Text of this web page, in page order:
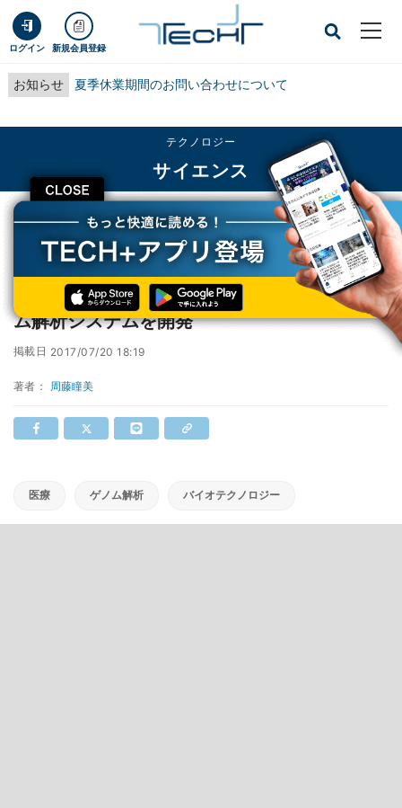
ログイン 新規会員登録
お知らせ 夏季休業期間のお問い合わせについて
CLOSE
テクノロジー
サイエンス
TECH+ テクノロジー
サイエンス
東海大、細菌感染症診断に向けた迅速なゲノム解析システムを開発
東海大、細菌感染症診断に向けた迅速なゲノ
ム解析システムを開発
掲載日 2017/07/20 18:19
著者： 周藤瞳美
医療 ゲノム解析 バイオテクノロジー